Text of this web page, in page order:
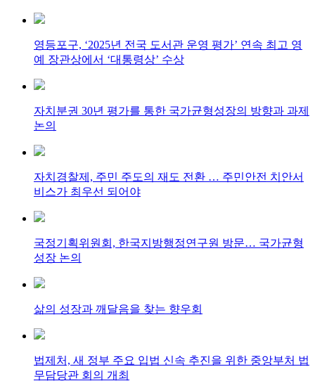
영등포구, ‘2025년 전국 도서관 운영 평가’ 연속 최고 영
예 장관상에서 ‘대통령상’ 수상
자치분권 30년 평가를 통한 국가균형성장의 방향과 과제
논의
자치경찰제, 주민 주도의 재도 전환 … 주민안전 치안서
비스가 최우선 되어야
국정기획위원회, 한국지방행정연구원 방문… 국가균형
성장 논의
삶의 성장과 깨달음을 찾는 향우회
법제처, 새 정부 주요 입법 신속 추진을 위한 중앙부처 법
무담당관 회의 개최